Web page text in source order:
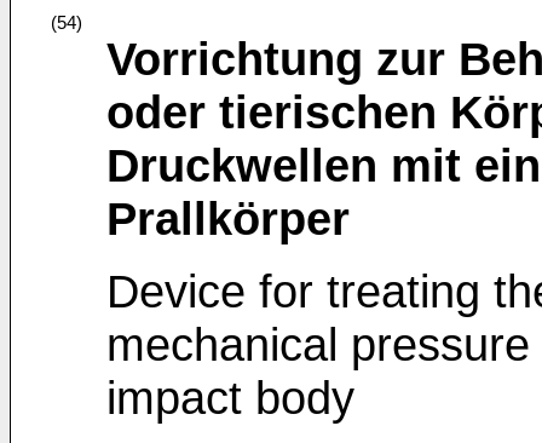
(54)
Vorrichtung zur
oder tierischen
Druckwellen mit
Prallkörper
Device for treating
mechanical
impact body